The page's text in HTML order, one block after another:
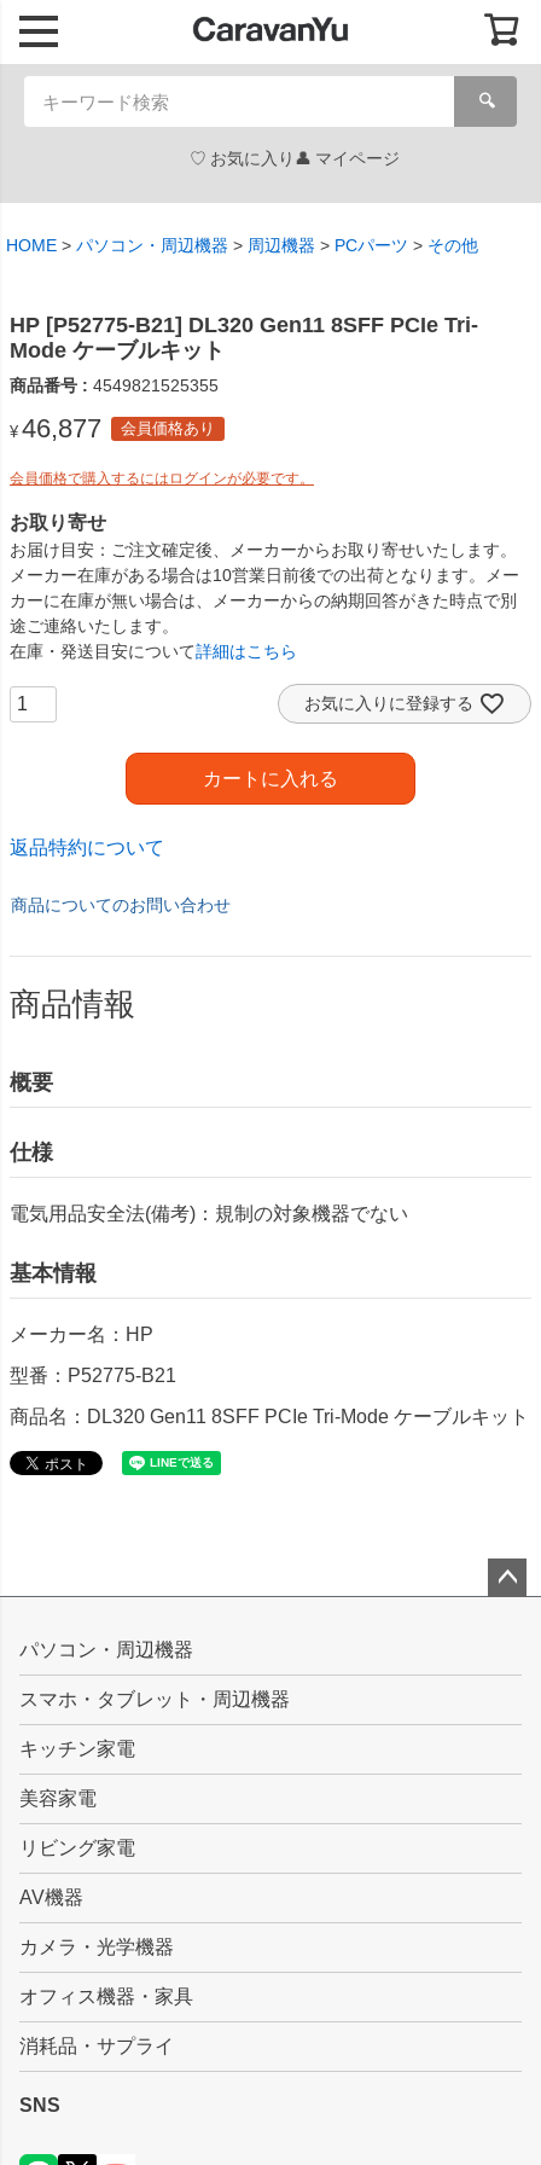
🔍
お気に入り マイページ
HOME パソコン・周辺機器 周辺機器 PCパーツ その他
HP [P52775-B21] DL320 Gen11 8SFF PCIe Tri-
Mode ケーブルキット
商品番号 4549821525355
¥ 46,877 会員価格あり
会員価格で購入するにはログインが必要です。
お取り寄せ
お届け目安
ご注文確定後、メーカーからお取り寄せいたします。
メーカー在庫がある場合は10営業日前後での出荷となります。メー
カーに在庫が無い場合は、メーカーからの納期回答がきた時点で別
途ご連絡いたします。
在庫・発送目安について詳細はこちら
お気に入りに登録する
カートに入れる
返品特約について
商品についてのお問い合わせ
商品情報
概要
仕様
電気用品安全法(備考)：規制の対象機器でない
基本情報
メーカー名：HP
型番：P52775-B21
商品名：DL320 Gen11 8SFF PCIe Tri-Mode ケーブルキット
ップ
パソコン・周辺機器
スマホ・タブレット・周辺機器
キッチン家電
美容家電
リビング家電
AV機器
カメラ・光学機器
オフィス機器・家具
消耗品・サプライ
SNS